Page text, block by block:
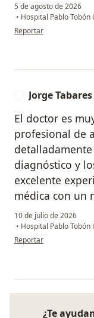
5 de agosto de 2026
• Hospital Pablo
en opinión del usuario
Reportar
Jorge Tabares
El doctor es
profesional de
diagnóstico y
excelente
médica con un
10 de julio de 2026
• Hospital Pablo
en opinión del usuario
Reportar
¿Te